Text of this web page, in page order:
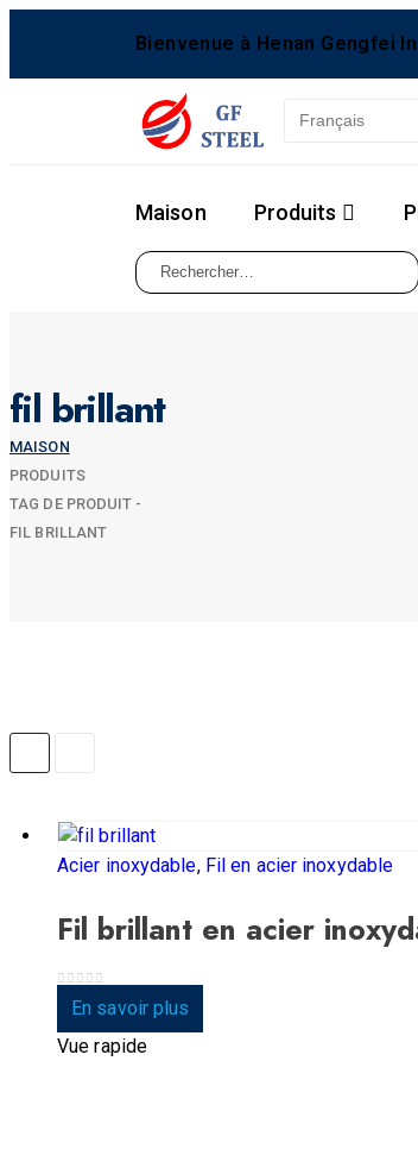
Bienvenue à Henan Gengfei
Maison Produits
fil brillant
MAISON
PRODUITS
TAG DE PRODUIT -
FIL BRILLANT
Acier inoxydable, Fil en acier inoxydable
Fil brillant en acier
En savoir plus
Vue rapide